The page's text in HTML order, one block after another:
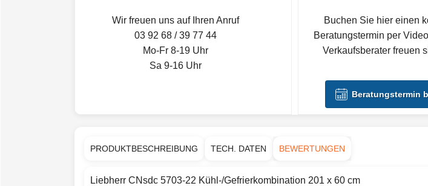
Wir freuen uns auf Ihren Anruf
03 92 68 / 39 77 44
Mo-Fr 8-19 Uhr
Sa 9-16 Uhr
Buchen Sie hier einen
Beratungstermin per
Verkaufsberater freuen
Beratungstermin
PRODUKTBESCHREIBUNG TECH. DATEN BEWERTUNGEN
Liebherr CNsdc 5703-22 Kühl-/Gefrierkombination 201 x 60 cm